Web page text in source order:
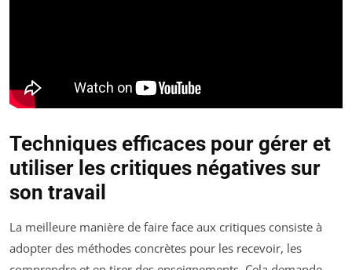
Techniques efficaces pour gérer et
utiliser les critiques négatives sur
son travail
La meilleure manière de faire face aux critiques consiste à
adopter des méthodes concrètes pour les recevoir, les